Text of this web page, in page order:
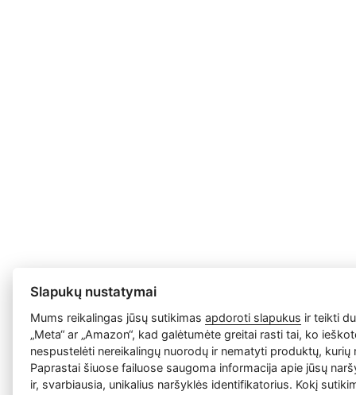
Slapukų nustatymai
Mums reikalingas jūsų sutikimasapdoroti slapukus ir teikti
„Meta“ ar „Amazon“, kad galėtumėte greitai rasti tai, ko
nespustelėti nereikalingų nuorodų ir nematyti produktų, kurių
Paprastai šiuose failuose saugoma informacija apie jūsų
ir, svarbiausia, unikalius naršyklės identifikatorius. Kokį